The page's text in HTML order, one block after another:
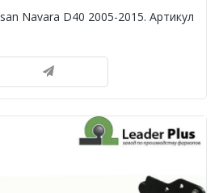
Navara D40 2005-2015. Артикул